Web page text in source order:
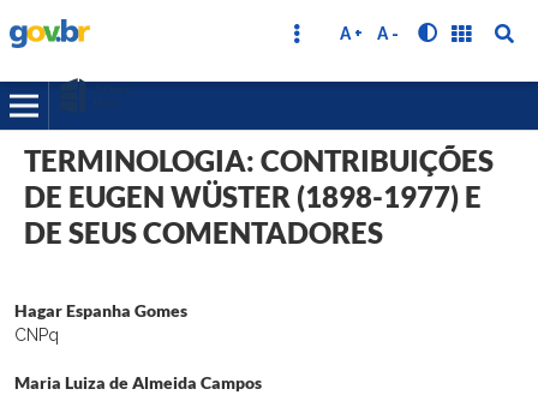
A + A -
TERMINOLOGIA: CONTRIBUIÇÕES
DE EUGEN WÜSTER (1898-1977) E
DE SEUS COMENTADORES
Hagar Espanha Gomes
CNPq
Maria Luiza de Almeida Campos